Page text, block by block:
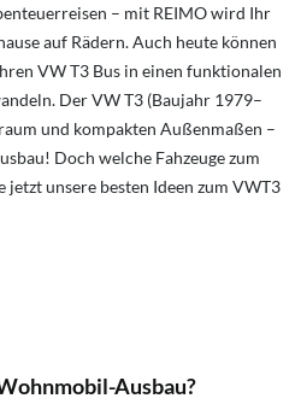
– mit REIMO wird Ihr
auf Rädern. Auch heute können
VW T3 Bus in einen funktionalen
Der VW T3 (Baujahr 1979–
und kompakten Außenmaßen –
Doch welche Fahzeuge zum
jetzt unsere besten Ideen zum VWT3
Ausbau?